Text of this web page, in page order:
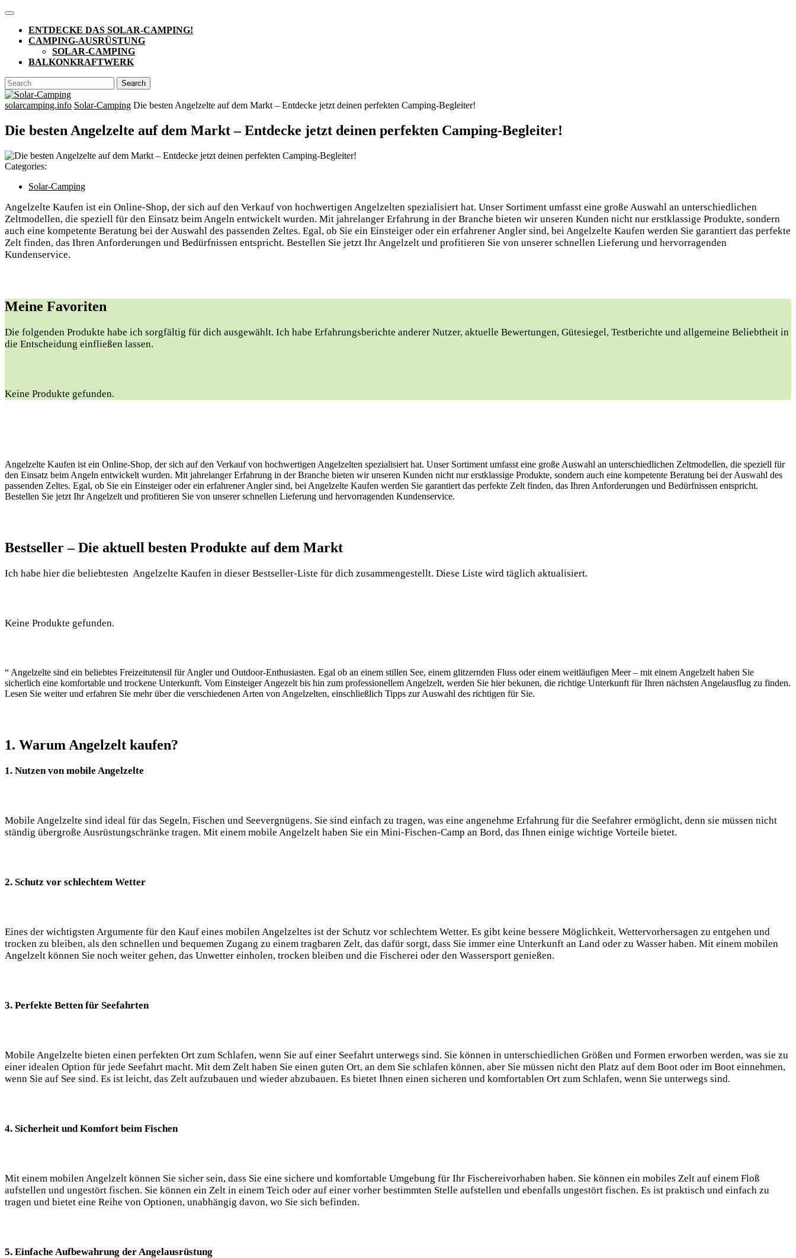
Skip
content
Open
ButtonENTDECKE DAS SOLAR-CAMPING!
CAMPING-AUSRÜSTUNG
SOLAR-CAMPING
BALKONKRAFTWERK
CLOSE
BUTTON
Search
for:
solarcamping.info Solar-Camping Die besten Angelzelte auf dem Markt – Entdecke jetzt deinen perfekten Camping-Begleiter!
Die besten Angelzelte auf dem Markt – Entdecke jetzt deinen perfekten Camping-Begleiter!
Categories:
Solar-Camping
Angelzelte Kaufen ist ein Online-Shop, der sich auf den Verkauf von hochwertigen Angelzelten spezialisiert hat. Unser Sortiment umfasst eine große Auswahl an unterschiedlichen
Zeltmodellen, die speziell für den Einsatz beim Angeln entwickelt wurden. Mit jahrelanger Erfahrung in der Branche bieten wir unseren Kunden nicht nur erstklassige Produkte, sondern
auch eine kompetente Beratung bei der Auswahl des passenden Zeltes. Egal, ob Sie ein Einsteiger oder ein erfahrener Angler sind, bei Angelzelte Kaufen werden Sie garantiert das perfekte
Zelt finden, das Ihren Anforderungen und Bedürfnissen entspricht. Bestellen Sie jetzt Ihr Angelzelt und profitieren Sie von unserer schnellen Lieferung und hervorragenden
Kundenservice.
Meine Favoriten
Die ⁢folgenden Produkte habe ich sorgfältig für ​dich ausgewählt. Ich habe Erfahrungsberichte anderer Nutzer, aktuelle‍ Bewertungen, ​Gütesiegel, Testberichte und allgemeine Beliebtheit in
die Entscheidung einfließen lassen.
Keine Produkte gefunden.
Angelzelte Kaufen ist ein Online-Shop, der sich auf den Verkauf von hochwertigen Angelzelten spezialisiert hat. Unser Sortiment umfasst eine große Auswahl an unterschiedlichen Zeltmodellen, die speziell für
den Einsatz beim Angeln entwickelt wurden. Mit jahrelanger Erfahrung in der Branche bieten wir unseren Kunden nicht nur erstklassige Produkte, sondern auch eine kompetente Beratung bei der Auswahl des
passenden Zeltes. Egal, ob Sie ein Einsteiger oder ein erfahrener Angler sind, bei Angelzelte Kaufen werden Sie garantiert das perfekte Zelt finden, das Ihren Anforderungen und Bedürfnissen entspricht.
Bestellen Sie jetzt Ihr Angelzelt und profitieren Sie von unserer schnellen Lieferung und hervorragenden Kundenservice.
Bestseller – Die aktuell besten Produkte auf dem‌ Markt
Ich habe hier die beliebtesten ⁣ Angelzelte Kaufen in dieser Bestseller-Liste für dich zusammengestellt. Diese Liste wird täglich aktualisiert.
Keine Produkte gefunden.
“ Angelzelte sind ein beliebtes‌ Freizeitutensil für Angler und Outdoor-Enthusiasten. Egal ob ⁤an einem stillen‍ See, einem glitzernden Fluss oder einem‌ weitläufigen Meer – mit einem⁣ Angelzelt haben Sie
sicherlich eine komfortable ⁤und trockene ⁤Unterkunft. Vom Einsteiger Angezelt bis hin zum professionellem Angelzelt, werden Sie hier⁢ bekunen, die richtige Unterkunft für⁤ Ihren nächsten Angelausflug zu finden.
‌Lesen Sie weiter und erfahren Sie mehr über die verschiedenen Arten von Angelzelten, einschließlich Tipps zur Auswahl des richtigen für Sie.
1. Warum Angelzelt kaufen?
1. Nutzen von mobile Angelzelte
Mobile Angelzelte sind ideal für das Segeln, Fischen und Seevergnügens. Sie ⁣sind einfach zu tragen, was eine angenehme Erfahrung für die Seefahrer ermöglicht, denn sie⁤ müssen nicht
ständig übergroße ​Ausrüstungschränke tragen. Mit einem⁢ mobile Angelzelt haben ‌Sie ein Mini-Fischen-Camp an Bord, das ‍Ihnen einige wichtige Vorteile bietet.
2. Schutz vor schlechtem Wetter
Eines der wichtigsten Argumente für den Kauf eines mobilen Angelzeltes ist der Schutz vor schlechtem Wetter. Es gibt keine bessere Möglichkeit, Wettervorhersagen zu entgehen und
trocken zu bleiben, als ⁣den schnellen und bequemen Zugang zu einem tragbaren Zelt, das dafür sorgt, dass Sie immer eine Unterkunft an Land oder zu Wasser haben. Mit einem mobilen
Angelzelt können Sie noch weiter⁣ gehen, das Unwetter einholen, trocken bleiben und die Fischerei oder den Wassersport genießen. ⁤
3. Perfekte Betten für ‌Seefahrten
Mobile Angelzelte bieten einen perfekten Ort zum ​Schlafen, wenn Sie auf ⁤einer Seefahrt unterwegs sind. Sie können in unterschiedlichen Größen und Formen erworben werden, was sie zu
einer idealen Option für jede Seefahrt macht. Mit dem ​Zelt ⁤haben⁤ Sie einen guten Ort, an dem Sie schlafen können, aber Sie müssen nicht den Platz auf dem Boot oder im⁤ Boot einnehmen,
wenn Sie auf See sind. Es ist leicht, das​ Zelt aufzubauen und wieder abzubauen. Es⁤ bietet Ihnen einen sicheren⁢ und komfortablen Ort⁣ zum Schlafen, wenn Sie‍ unterwegs sind.
4. Sicherheit und Komfort beim Fischen
Mit einem mobilen Angelzelt können Sie sicher sein, dass Sie eine ⁢sichere und komfortable Umgebung ​für Ihr Fischereivorhaben haben. Sie können ein mobiles Zelt auf einem Floß
aufstellen und ungestört fischen. Sie ‌können ein Zelt in einem Teich oder auf‍ einer vorher bestimmten Stelle aufstellen und ebenfalls ungestört⁤ fischen. Es ist praktisch⁢ und einfach zu
tragen und bietet eine Reihe von Optionen, unabhängig davon, wo Sie sich befinden.
5. Einfache Aufbewahrung der Angelausrüstung